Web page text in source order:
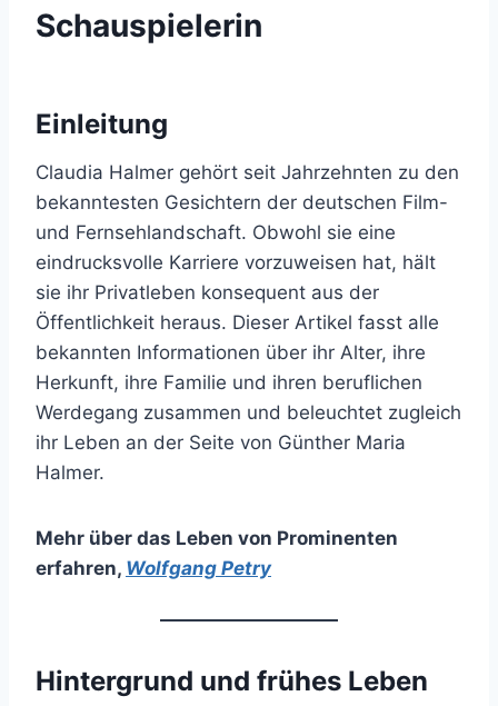
Schauspielerin
Einleitung
Claudia Halmer gehört seit Jahrzehnten zu den
bekanntesten Gesichtern der deutschen Film-
und Fernsehlandschaft. Obwohl sie eine
eindrucksvolle Karriere vorzuweisen hat, hält
sie ihr Privatleben konsequent aus der
Öffentlichkeit heraus. Dieser Artikel fasst alle
bekannten Informationen über ihr Alter, ihre
Herkunft, ihre Familie und ihren beruflichen
Werdegang zusammen und beleuchtet zugleich
ihr Leben an der Seite von Günther Maria
Halmer.
Mehr über das Leben von Prominenten
erfahren, Wolfgang Petry
Hintergrund und frühes Leben